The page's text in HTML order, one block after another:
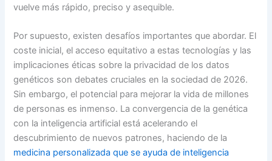
vuelve más rápido, preciso y asequible.
Por supuesto, existen desafíos importantes que abordar. El
coste inicial, el acceso equitativo a estas tecnologías y las
implicaciones éticas sobre la privacidad de los datos
genéticos son debates cruciales en la sociedad de 2026.
Sin embargo, el potencial para mejorar la vida de millones
de personas es inmenso. La convergencia de la genética
con la inteligencia artificial está acelerando el
descubrimiento de nuevos patrones, haciendo de la
medicina personalizada que se ayuda de inteligencia